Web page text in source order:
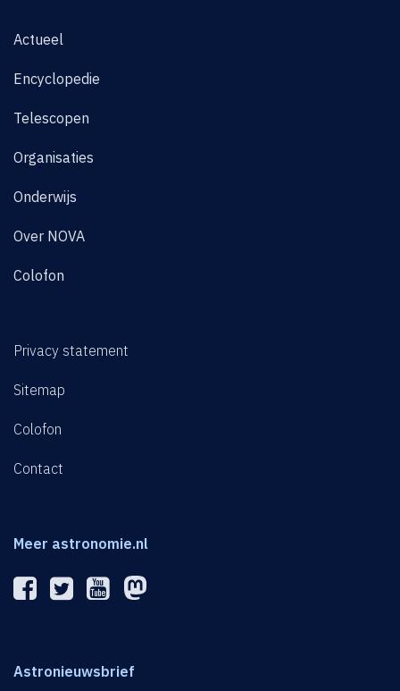
Actueel
Encyclopedie
Telescopen
Organisaties
Onderwijs
Over NOVA
Colofon
Privacy statement
Sitemap
Colofon
Contact
Meer astronomie.nl
Astronieuwsbrief